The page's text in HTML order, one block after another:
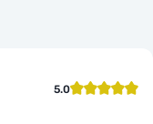
5.0